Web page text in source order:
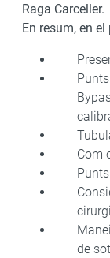
Raga Carceller.
En resum, en
Com
de